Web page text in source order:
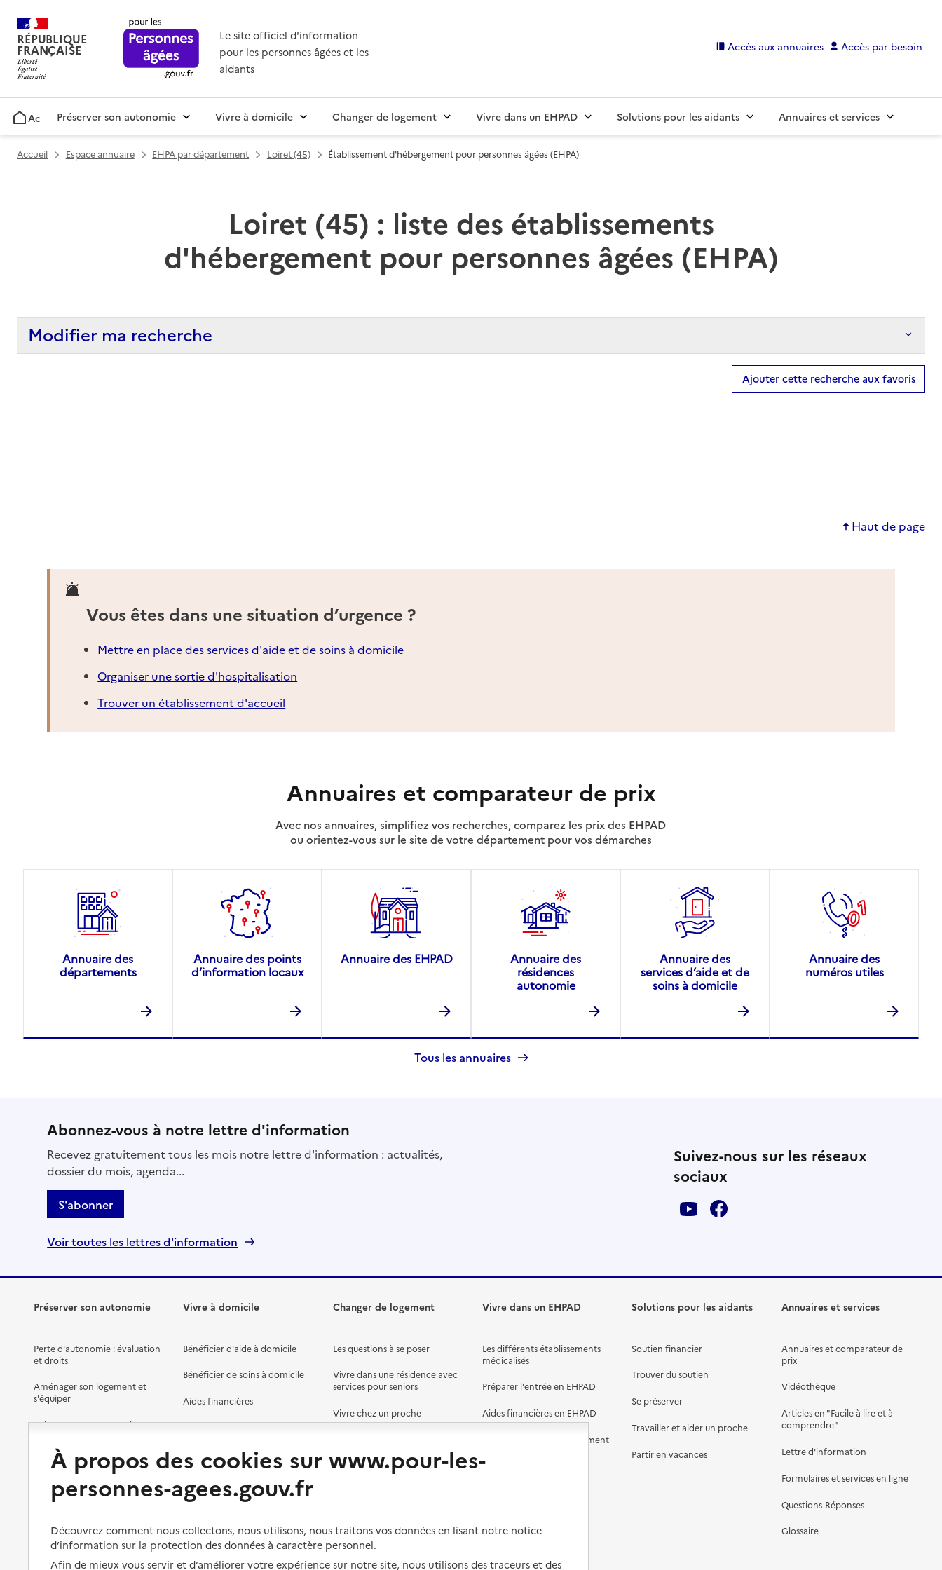
RÉPUBLIQUE
FRANÇAISE
Le site officiel d'information
pour les personnes âgées et les
aidants
Accès aux annuaires Accès par besoin
AccueilPréserver son autonomie Vivre à domicile Changer de logement Vivre dans un EHPAD Solutions pour les aidants Annuaires et services
Accueil Espace annuaire EHPA par département Loiret (45) Établissement d'hébergement pour personnes âgées (EHPA)
Loiret (45) : liste des établissements
d'hébergement pour personnes âgées (EHPA)
Modifier ma recherche
Ajouter cette recherche aux favoris
Haut de page
Vous êtes dans une situation d’urgence ?
Mettre en place des services d'aide et de soins à domicile
Organiser une sortie d'hospitalisation
Trouver un établissement d'accueil
Annuaires et comparateur de prix
Avec nos annuaires, simplifiez vos recherches, comparez les prix des EHPAD
ou orientez-vous sur le site de votre département pour vos démarches
Annuaire des
départements
Annuaire des points
d’information locaux
Annuaire des EHPAD
Annuaire des
résidences
autonomie
Annuaire des
services d’aide et de
soins à domicile
Annuaire des
numéros utiles
Tous les annuaires
Abonnez-vous à notre lettre d'information
Recevez gratuitement tous les mois notre lettre d'information : actualités,
dossier du mois, agenda...
S'abonner
Voir toutes les lettres d'information
Suivez-nous sur les réseaux
sociaux
Préserver son autonomie
Perte d'autonomie : évaluation
et droits
Aménager son logement et
s'équiper
Préserver son autonomie et sa
Organiser à l'avance sa propre
protection
Les mesures de protection
Les obligations de la famille
Vivre à domicile
Bénéficier d'aide à domicile
Bénéficier de soins à domicile
Aides financières
Partager son logement
maladie ou un handicap
Fin de vie à domicile
Changer de logement
Les questions à se poser
Vivre dans une résidence avec
services pour seniors
Vivre chez un proche
Autres solutions de logement
Vivre dans un EHPAD
Les différents établissements
médicalisés
Préparer l'entrée en EHPAD
Aides financières en EHPAD
Prévention, accompagnement
Solutions pour les aidants
Soutien financier
Trouver du soutien
Se préserver
Travailler et aider un proche
Partir en vacances
Annuaires et services
Annuaires et comparateur de
prix
Vidéothèque
Articles en "Facile à lire et à
comprendre"
Lettre d'information
Formulaires et services en ligne
Questions-Réponses
Glossaire
À propos des cookies sur www.pour-les-
personnes-agees.gouv.fr
Découvrez comment nous collectons, nous utilisons, nous traitons vos données en lisant notre notice
d’information sur la protection des données à caractère personnel.
Afin de mieux vous servir et d’améliorer votre expérience sur notre site, nous utilisons des traceurs et des